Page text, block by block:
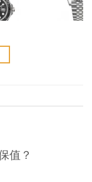
值？